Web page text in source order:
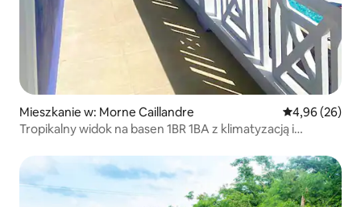
Mieszkanie w: Morne Caillandre Średnia
4,96 (26)
Tropikalny widok na basen 1BR 1BA z klimatyzacją i